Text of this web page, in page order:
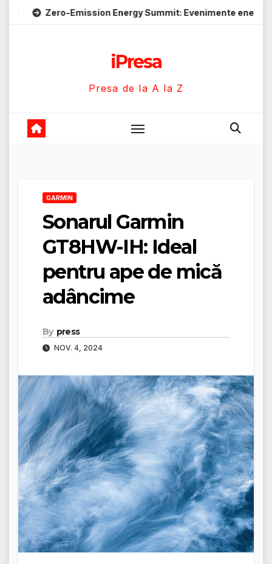
Emission Energy Summit: Evenimente energie despre
iPresa
Presa de la A la Z
GARMIN
Sonarul Garmin
GT8HW-IH: Ideal
pentru ape de mică
adâncime
By press
NOV. 4, 2024